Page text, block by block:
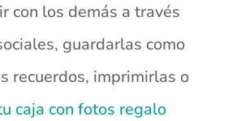
con los demás a través
guardarlas como
recuerdos, imprimirlas o
caja con fotos regalo